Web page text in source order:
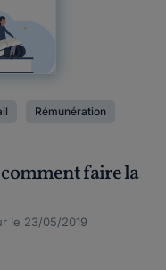
Rémunération
faire la
le 23/05/2019